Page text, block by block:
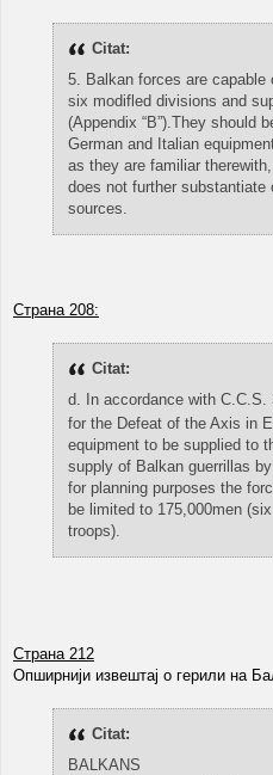
Citat:
5. Balkan forces are capable
six modifled divisions and
(Appendix “B”).They should
German and Italian
as they are familiar
does not further substantiate
sources.
Страна 208:
Citat:
d. In accordance with C.C.S.
for the Defeat of the Axis in
equipment to be supplied to
supply of Balkan guerrillas
for planning purposes the
be limited to 175,000men
troops).
Страна 212
Опширнији извештај о герили на
Citat:
BALKANS